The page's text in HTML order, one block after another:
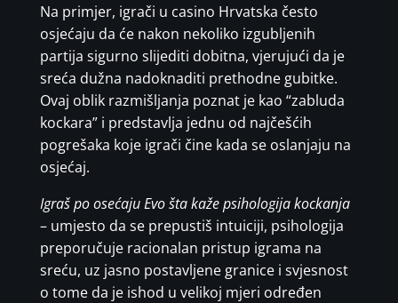
Na primjer, igrači u casino Hrvatska često
osjećaju da će nakon nekoliko izgubljenih
partija sigurno slijediti dobitna, vjerujući da je
sreća dužna nadoknaditi prethodne gubitke.
Ovaj oblik razmišljanja poznat je kao “zabluda
kockara” i predstavlja jednu od najčešćih
pogrešaka koje igrači čine kada se oslanjaju na
osjećaj.
Igraš po osećaju Evo šta kaže psihologija kockanja
– umjesto da se prepustiš intuiciji, psihologija
preporučuje racionalan pristup igrama na
sreću, uz jasno postavljene granice i svjesnost
o tome da je ishod u velikoj mjeri određen